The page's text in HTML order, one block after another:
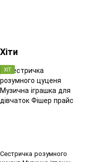
Хіти
ХІТ
Сестричка розумного